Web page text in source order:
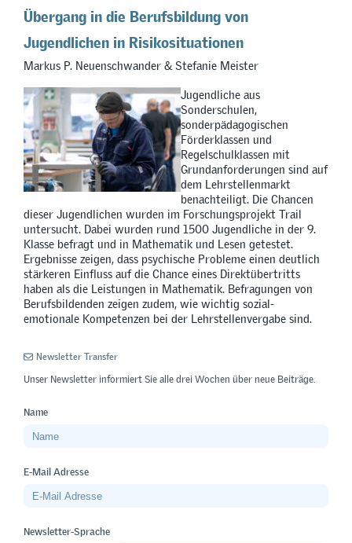
Übergang in die Berufsbildung von
Jugendlichen in Risikosituationen
Markus P. Neuenschwander & Stefanie Meister
Jugendliche aus
Sonderschulen,
sonderpädagogischen
Förderklassen und
Regelschulklassen mit
Grundanforderungen sind auf
dem Lehrstellenmarkt
benachteiligt. Die Chancen
dieser Jugendlichen wurden im Forschungsprojekt Trail
untersucht. Dabei wurden rund 1500 Jugendliche in der 9.
Klasse befragt und in Mathematik und Lesen getestet.
Ergebnisse zeigen, dass psychische Probleme einen deutlich
stärkeren Einfluss auf die Chance eines Direktübertritts
haben als die Leistungen in Mathematik. Befragungen von
Berufsbildenden zeigen zudem, wie wichtig sozial-
emotionale Kompetenzen bei der Lehrstellenvergabe sind.
Newsletter Transfer
Unser Newsletter informiert Sie alle drei Wochen über neue Beiträge.
Name
E-Mail Adresse
Newsletter-Sprache